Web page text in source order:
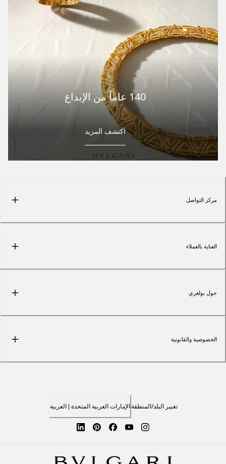
140 عاماً من الإبداع
اكتشف المزيد
مركز التواصل
العناية بالعملاء
حول بولغري
الخصوصية والقانونية
تغيير البلد/المنطقة الإمارات العربية المتحدة | العربية